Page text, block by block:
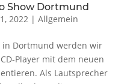
Show Dortmund
2022| Allgemein
in Dortmund werden wir
Player mit dem neuen
Als Lautsprecher